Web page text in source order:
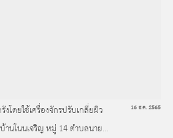
โดยใช้เครื่องจักรปรับเกลี่ยผิว
ริญ หมู่ 14 ตำบลนายาง
16 ธ.ค. 2565